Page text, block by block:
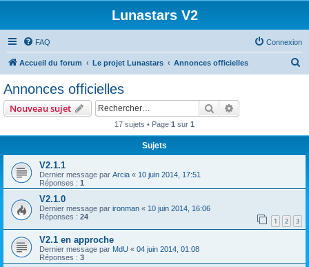
Lunastars V2
FAQ Connexion
Accueil du forum Le projet Lunastars Annonces officielles
Annonces officielles
Nouveau sujet Rechercher
17 sujets • Page 1 sur 1
Sujets
V2.1.1
Dernier message par Arcia « 10 juin 2014, 17:51
Réponses : 1
V2.1.0
Dernier message par ironman « 10 juin 2014, 16:06
Réponses : 24 1 2 3
V2.1 en approche
Dernier message par MdU « 04 juin 2014, 01:08
Réponses : 3